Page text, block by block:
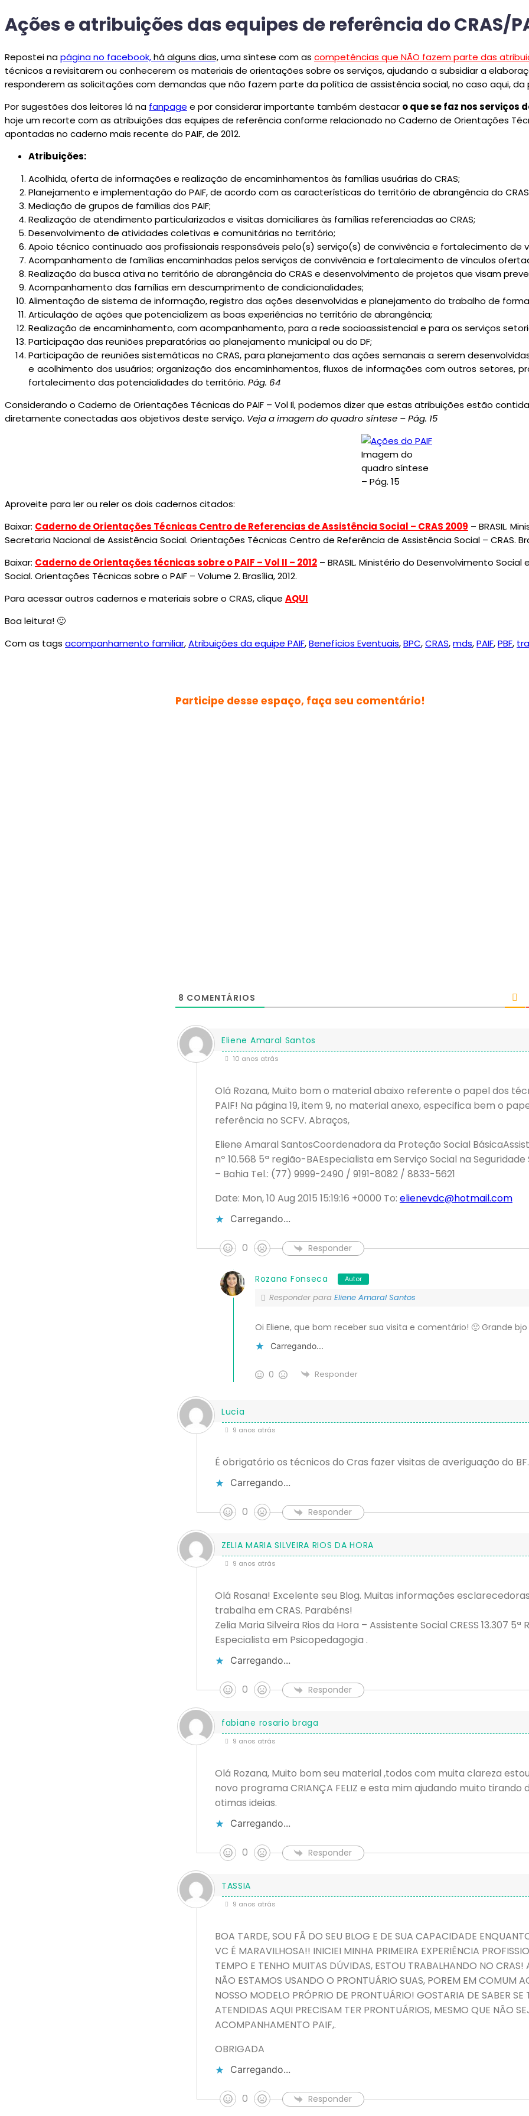
Ações e atribuições das equipes de referência do CRAS/
Repostei napágina no facebook,há alguns dias,uma síntese com as competências que NÃO fazem parte das
técnicos a revisitarem ou conhecerem os materiais de orientações sobre os serviços, ajudando a subsidiar a
responderem as solicitações com demandas que não fazem parte da política de assistência social, no caso aqui, da
Por sugestões dos leitores lá na fanpage e por considerar importante também destacar o que se faz nos serviços
hoje um recorte com as atribuições das equipes de referência conforme relacionado no Caderno de Orientações
apontadas no caderno mais recente do PAIF, de 2012.
Atribuições:
Acolhida, oferta de informações e realização de encaminhamentos às famílias usuárias do CRAS;
Planejamento e implementação do PAIF, de acordo com as características do território de abrangência do
Mediação de grupos de famílias dos PAIF;
Realização de atendimento particularizados e visitas domiciliares às famílias referenciadas ao CRAS;
Desenvolvimento de atividades coletivas e comunitárias no território;
Apoio técnico continuado aos profissionais responsáveis pelo(s) serviço(s) de convivência e fortalecimento de
Acompanhamento de famílias encaminhadas pelos serviços de convivência e fortalecimento de vínculos
Realização da busca ativa no território de abrangência do CRAS e desenvolvimento de projetos que visam
Acompanhamento das famílias em descumprimento de condicionalidades;
Alimentação de sistema de informação, registro das ações desenvolvidas e planejamento do trabalho de
Articulação de ações que potencializem as boas experiências no território de abrangência;
Realização de encaminhamento, com acompanhamento, para a rede socioassistencial e para os serviços
Participação das reuniões preparatórias ao planejamento municipal ou do DF;
Participação de reuniões sistemáticas no CRAS, para planejamento das ações semanais a serem
e acolhimento dos usuários; organização dos encaminhamentos, fluxos de informações com outros setores,
fortalecimento das potencialidades do território. Pág. 64
Considerando o Caderno de Orientações Técnicas do PAIF – Vol Il, podemos dizer que estas atribuições estão
diretamente conectadas aos objetivos deste serviço. Veja a imagem do quadro síntese – Pág. 15
Imagem do
quadro síntese
– Pág. 15
Aproveite para ler ou reler os dois cadernos citados:
Baixar: Caderno de Orientações Técnicas Centro de Referencias de Assistência Social – CRAS 2009 – BRASIL.
Secretaria Nacional de Assistência Social. Orientações Técnicas Centro de Referência de Assistência Social – CRAS.
Baixar: Caderno de Orientações técnicas sobre o PAIF – Vol II – 2012 – BRASIL. Ministério do Desenvolvimento
Social. Orientações Técnicas sobre o PAIF – Volume 2. Brasília, 2012.
Para acessar outros cadernos e materiais sobre o CRAS, clique AQUI
Boa leitura! 🙂
Com as tags acompanhamento familiar,Atribuições da equipe PAIF,Benefícios Eventuais,BPC,CRAS,mds,PAIF,PBF,
Participe desse espaço, faça seu comentário!
8 COMENTÁRIOS
Eliene Amaral Santos
10 anos atrás
Olá Rozana, Muito bom o material abaixo referente o papel dos
PAIF! Na página 19, item 9, no material anexo, especifica bem o
referência no SCFV. Abraços,
Eliene Amaral SantosCoordenadora da Proteção Social
nº 10.568 5ª região-BAEspecialista em Serviço Social na
– Bahia Tel.: (77) 9999-2490 / 9191-8082 / 8833-5621
Date: Mon, 10 Aug 2015 15:19:16 +0000 To: elienevdc@hotmail.com
Carregando...
0 Responder
Rozana Fonseca Autor
Responder para Eliene Amaral Santos
Oi Eliene, que bom receber sua visita e comentário! 🙂 Grande bjo
Carregando...
0 Responder
Lucia
9 anos atrás
É obrigatório os técnicos do Cras fazer visitas de averiguação do BF.
Carregando...
0 Responder
ZELIA MARIA SILVEIRA RIOS DA HORA
9 anos atrás
Olá Rosana! Excelente seu Blog. Muitas informações
trabalha em CRAS. Parabéns!
Zelia Maria Silveira Rios da Hora – Assistente Social CRESS 13.307 5ª
Especialista em Psicopedagogia .
Carregando...
0 Responder
fabiane rosario braga
9 anos atrás
Olá Rozana, Muito bom seu material ,todos com muita clareza
novo programa CRIANÇA FELIZ e esta mim ajudando muito tirando
otimas ideias.
Carregando...
0 Responder
TASSIA
9 anos atrás
BOA TARDE, SOU FÃ DO SEU BLOG E DE SUA CAPACIDADE
VC É MARAVILHOSA!! INICIEI MINHA PRIMEIRA EXPERIÊNCIA
TEMPO E TENHO MUITAS DÚVIDAS, ESTOU TRABALHANDO NO CRAS!
NÃO ESTAMOS USANDO O PRONTUÁRIO SUAS, POREM EM COMUM
NOSSO MODELO PRÓPRIO DE PRONTUÁRIO! GOSTARIA DE SABER SE
ATENDIDAS AQUI PRECISAM TER PRONTUÁRIOS, MESMO QUE NÃO
ACOMPANHAMENTO PAIF,.
OBRIGADA
Carregando...
0 Responder